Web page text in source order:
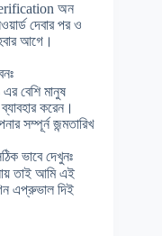
অন
দেবার পর ও
আগে।
বেশি মানুষ
করেন।
সম্পূর্ন জন্মতারিখ
ভাবে দেখুনঃ
তাই আমি এই
এপ্রুভাল দিই